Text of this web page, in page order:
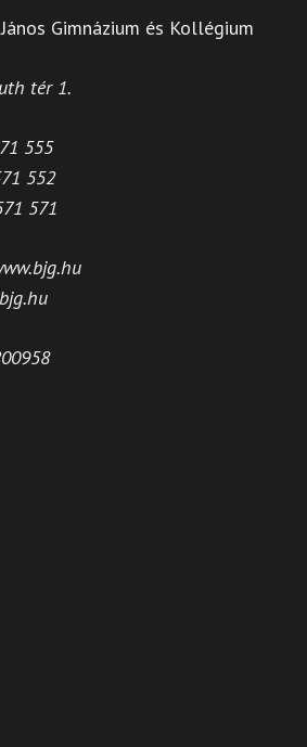
Gimnázium és Kollégium
tér 1.
555
552
571